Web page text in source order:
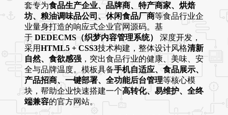
套专为食品生产企业、品牌商、特产商家、烘焙
坊、粮油调味品公司、休闲食品厂商等食品行业企
业量身打造的响应式企业官网源码。基
于 DEDECMS（织梦内容管理系统）
深度开发，
采用HTML5 + CSS3技术构建，整体设计风格清新
自然、食欲感强 ，突出食品行业的健康、美味、安
全与品牌温度。模板具备手机自适应、食品展示、
产品招商、一键部署、全功能后台管理等核心模
块，帮助企业快速搭建一个高转化、易维护、全终
端兼容的官方网站。